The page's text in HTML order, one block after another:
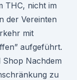
THC, nicht im
der Vereinten
mit
aufgeführt.
Shop Nachdem
zu